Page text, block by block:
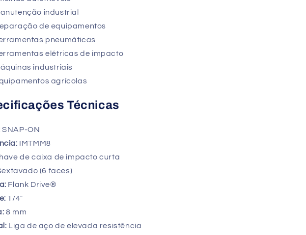
industrial
de equipamentos
pneumáticas
elétricas de impacto
industriais
agrícolas
Técnicas
SNAP-ON
IMTMM8
de caixa de impacto curta
(6 faces)
Flank Drive®
1/4"
8 mm
Liga de aço de elevada resistência